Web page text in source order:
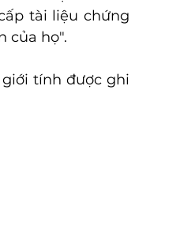
tài liệu chứng
của họ".
tính được ghi